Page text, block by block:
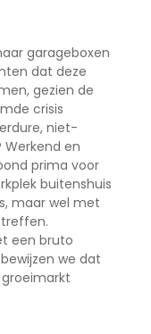
garageboxen
dat deze
gezien de
crisis
niet-
en
prima voor
buitenshuis
maar wel met
een bruto
we dat